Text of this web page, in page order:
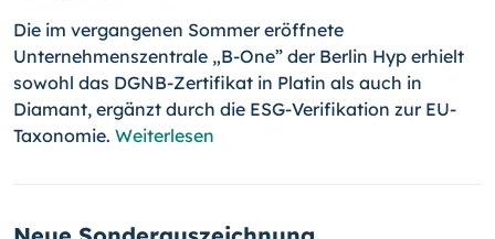
Die im vergangenen Sommer eröffnete
Unternehmenszentrale „B-One” der Berlin Hyp erhielt
sowohl das DGNB-Zertifikat in Platin als auch in
Diamant, ergänzt durch die ESG-Verifikation zur EU-
Taxonomie. Weiterlesen